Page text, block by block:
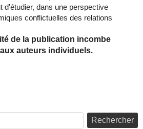
d'étudier, dans une perspective
conflictuelles des relations
de la publication incombe
auteurs individuels.
Rechercher